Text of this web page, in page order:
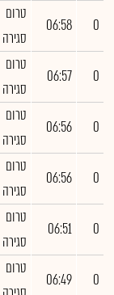
0
06:58
טרום
סגירה
0
06:57
טרום
סגירה
0
06:56
טרום
סגירה
0
06:56
טרום
סגירה
0
06:51
טרום
סגירה
0
06:49
טרום